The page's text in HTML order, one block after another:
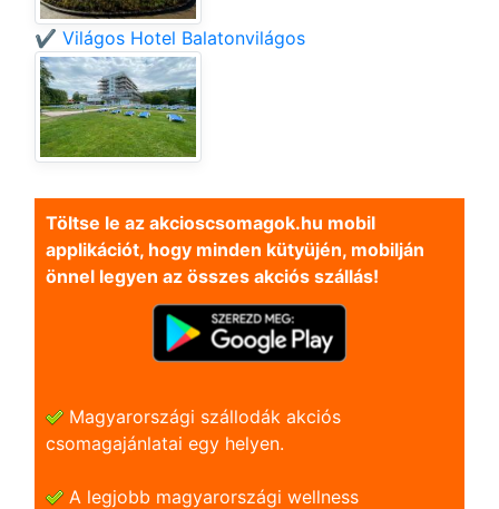
✔️ Világos Hotel Balatonvilágos
Töltse le az akcioscsomagok.hu mobil
applikációt, hogy minden kütyüjén, mobilján
önnel legyen az összes akciós szállás!
Magyarországi szállodák akciós
csomagajánlatai egy helyen.
A legjobb magyarországi wellness